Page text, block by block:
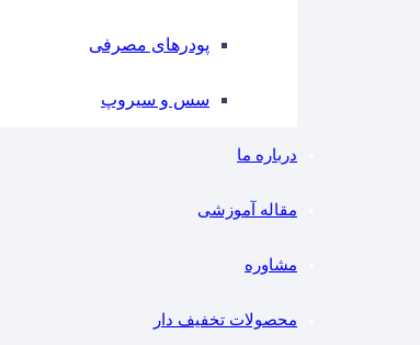
پودرهای مصرفی
سس و سیروپ
درباره ما
مقاله آموزشی
مشاوره
محصولات تخفیف دار